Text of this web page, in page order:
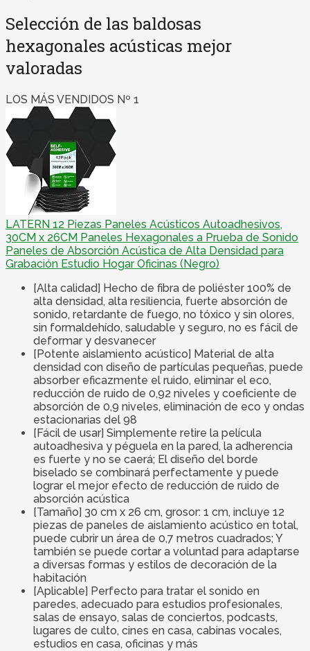
Selección de las baldosas
hexagonales acústicas mejor
valoradas
LOS MÁS VENDIDOS Nº 1
LATERN 12 Piezas Paneles Acústicos Autoadhesivos,
30CM x 26CM Paneles Hexagonales a Prueba de Sonido
Paneles de Absorción Acústica de Alta Densidad para
Grabación Estudio Hogar Oficinas (Negro)
[Alta calidad] Hecho de fibra de poliéster 100% de
alta densidad, alta resiliencia, fuerte absorción de
sonido, retardante de fuego, no tóxico y sin olores,
sin formaldehído, saludable y seguro, no es fácil de
deformar y desvanecer
[Potente aislamiento acústico] Material de alta
densidad con diseño de partículas pequeñas, puede
absorber eficazmente el ruido, eliminar el eco,
reducción de ruido de 0,92 niveles y coeficiente de
absorción de 0,9 niveles, eliminación de eco y ondas
estacionarias del 98
[Fácil de usar] Simplemente retire la película
autoadhesiva y péguela en la pared, la adherencia
es fuerte y no se caerá; El diseño del borde
biselado se combinará perfectamente y puede
lograr el mejor efecto de reducción de ruido de
absorción acústica
[Tamaño] 30 cm x 26 cm, grosor: 1 cm, incluye 12
piezas de paneles de aislamiento acústico en total,
puede cubrir un área de 0,7 metros cuadrados; Y
también se puede cortar a voluntad para adaptarse
a diversas formas y estilos de decoración de la
habitación
[Aplicable] Perfecto para tratar el sonido en
paredes, adecuado para estudios profesionales,
salas de ensayo, salas de conciertos, podcasts,
lugares de culto, cines en casa, cabinas vocales,
estudios en casa, oficinas y más